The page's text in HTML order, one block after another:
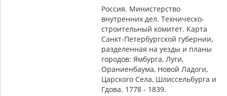
Россия. Министерство
внутренних дел. Техническо-
строительный комитет. Карта
Cанкт-Петербургской губернии,
разделенная на уезды и планы
городов: Ямбурга, Луги,
Ораниенбаума, Новой Ладоги,
Царского Села, Шлиссельбурга и
Гдова. 1778 - 1839.